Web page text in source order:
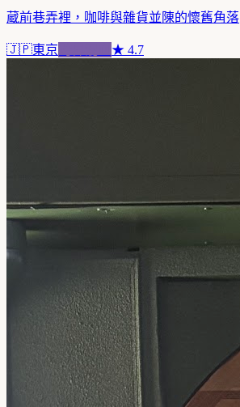
蔵前巷弄裡，咖啡與雜貨並陳的懷舊角落
🇯🇵東京 ★ 4.7